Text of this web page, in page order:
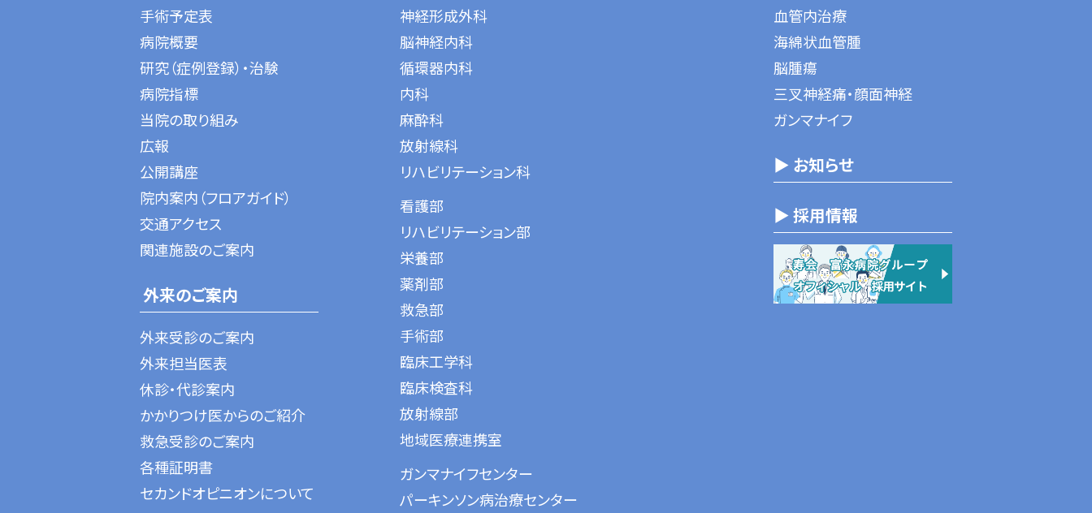
手術予定表
病院概要
研究（症例登録）・治験
病院指標
当院の取り組み
広報
公開講座
院内案内（フロアガイド）
交通アクセス
関連施設のご案内
外来のご案内
外来受診のご案内
外来担当医表
休診・代診案内
かかりつけ医からのご紹介
救急受診のご案内
各種証明書
セカンドオピニオンについて
神経形成外科
脳神経内科
循環器内科
内科
麻酔科
放射線科
リハビリテーション科
看護部
リハビリテーション部
栄養部
薬剤部
救急部
手術部
臨床工学科
臨床検査科
放射線部
地域医療連携室
ガンマナイフセンター
パーキンソン病治療センター
血管内治療
海綿状血管腫
脳腫瘍
三叉神経痛・顔面神経
ガンマナイフ
▶ お知らせ
▶ 採用情報